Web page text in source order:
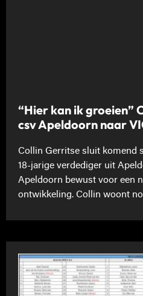
“Hier kan ik groeien”
csv Apeldoorn naar
Collin Gerritse sluit komend
18-jarige verdediger uit
Apeldoorn bewust voor een
ontwikkeling. Collin woont